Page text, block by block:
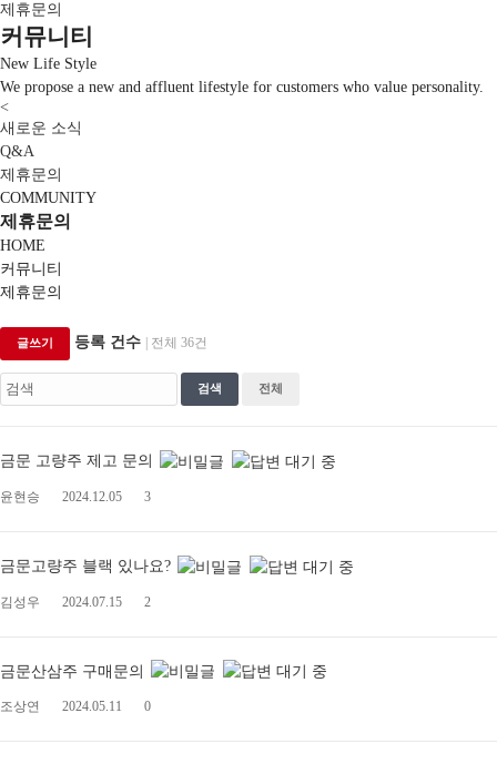
제휴문의
커뮤니티
New Life Style
We propose a new and affluent lifestyle for customers who value personality.
<
새로운 소식
Q&A
제휴문의
COMMUNITY
제휴문의
HOME
커뮤니티
제휴문의
글쓰기 등록 건수 | 전체 36건
검색 전체
금문 고량주 제고 문의
윤현승 2024.12.05 3
금문고량주 블랙 있나요?
김성우 2024.07.15 2
금문산삼주 구매문의
조상연 2024.05.11 0